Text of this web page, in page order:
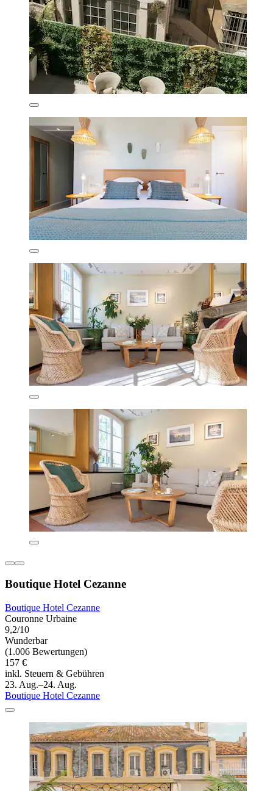
Boutique Hotel Cezanne
Boutique Hotel Cezanne
Couronne Urbaine
9,2/10
Wunderbar
(1.006 Bewertungen)
157 €
inkl. Steuern & Gebühren
23. Aug.–24. Aug.
Boutique Hotel Cezanne